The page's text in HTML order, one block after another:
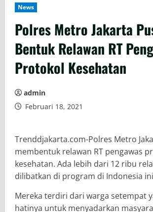
News
Polres Metro Jakarta
Bentuk Relawan RT
Protokol Kesehatan
admin
Februari 18, 2021
Trenddjakarta.com-Polres Metro
membentuk relawan RT pengawas
kesehatan. Ada lebih dari 12 ribu
dilibatkan di program di Indonesia
Mereka terdiri dari warga setempat
hatinya untuk menyadarkan